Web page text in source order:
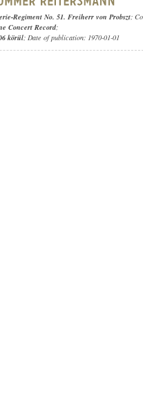
Regiment No. 51. Freiherr von Probszt;
Concert Record;
körül; Date of publication: 1970-01-01